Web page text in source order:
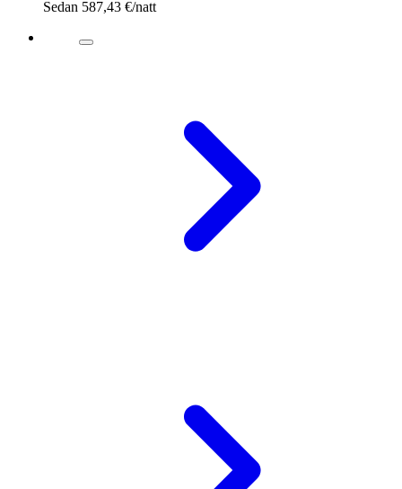
Sedan 587,43 €/natt